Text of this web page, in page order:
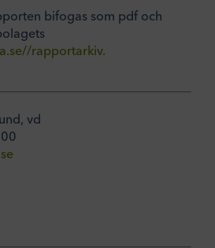
bifogas som pdf och
rapportarkiv.
vd